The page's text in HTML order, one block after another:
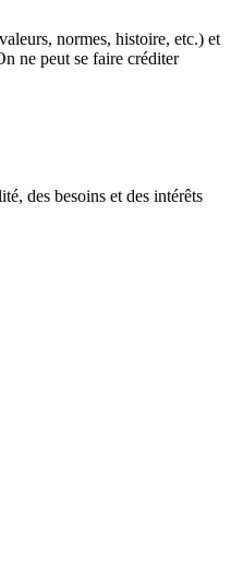
normes, histoire, etc.) et
ne peut se faire créditer
des besoins et des intérêts